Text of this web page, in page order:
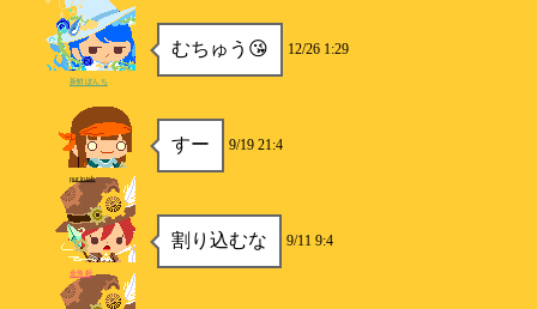
むちゅう😘 12/26 1:29
新鮮ぼんち
すー 9/19 21:4
purintab
割り込むな 9/11 9:4
金魚姫